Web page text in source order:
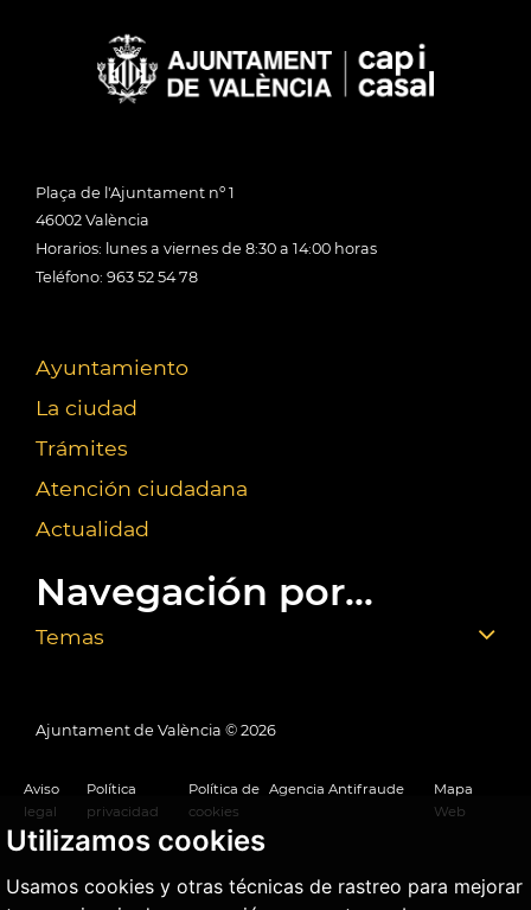
Utilizamos cookies
Usamos cookies y otras técnicas de rastreo para mejorar
Plaça de l'Ajuntament nº 1
46002 València
Horarios: lunes a viernes de 8:30 a 14:00 horas
Teléfono: 963 52 54 78
Ayuntamiento
La ciudad
Trámites
Atención ciudadana
Actualidad
Navegación por...
Temas
Ajuntament de València © 2026
Aviso
legal
Política
privacidad
Política de
cookies
Agencia Antifraude
Mapa
Web